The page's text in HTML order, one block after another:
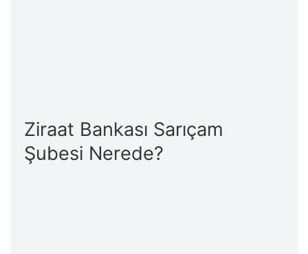
Ziraat Bankası Sarıçam
Şubesi Nerede?